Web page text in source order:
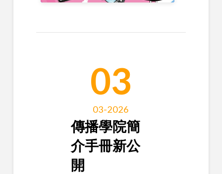
03
03-2026
傳播學院簡
介手冊新公
開